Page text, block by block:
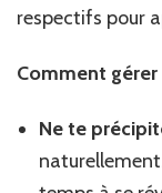
respectifs pour
Comment
Ne te